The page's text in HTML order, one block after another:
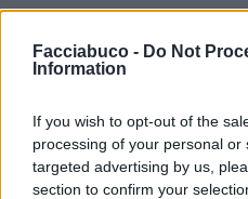
Facciabuco - Do Not
Information
If you wish to opt-out of the
processing of your personal
targeted advertising by us,
section to confirm your
·Ti stimo·Rispondi
GIODETTO
·Ti stimo·Rispondi
GIODETTO:Anche a te